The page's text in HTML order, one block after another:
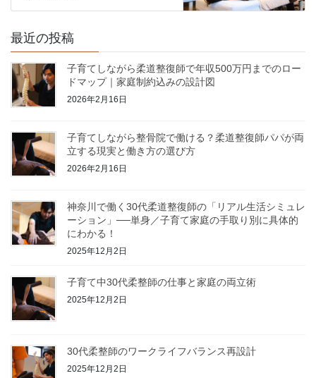
最近の投稿
子育てしながら柔道整復師で年収500万円までのロー
ドマップ｜家庭制約込みの設計図
2026年2月16日
子育てしながら整骨院で働ける？柔道整復師パパが両
立する現実と働き方の選び方
2026年2月16日
神奈川で働く30代柔道整復師の「リアル生活シミュレ
ーション」──単身／子育て家庭の手取り別に具体的
にわかる！
2025年12月2日
子育て中30代柔整師の仕事と家庭の両立術
2025年12月2日
30代柔整師のワークライフバランス再設計
2025年12月2日